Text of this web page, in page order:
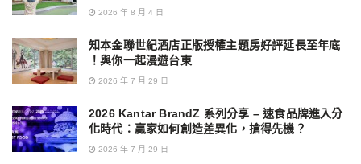
2026 年 8 月 4 日
知本金聯世紀酒店正版授權主題房好評延長至年底
！與你一起漫遊台東
2026 年 7 月 29 日
2026 Kantar BrandZ 系列分享 – 速食品牌進入分
化時代：贏家如何創造差異化，搶得先機？
2026 年 7 月 29 日